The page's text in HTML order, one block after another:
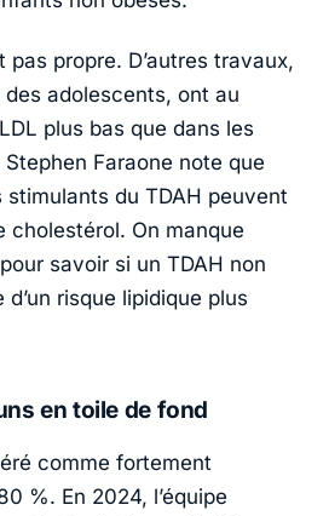
pas propre. D’autres travaux,
adolescents, ont au
plus bas que dans les
Stephen Faraone note que
du TDAH peuvent
cholestérol. On manque
savoir si un TDAH non
risque lipidique plus
en toile de fond
comme fortement
%. En 2024, l’équipe